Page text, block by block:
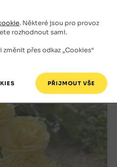
. Některé jsou pro provoz
rozhodnout sami.
přes odkaz „Cookies“
OBJEDNAT